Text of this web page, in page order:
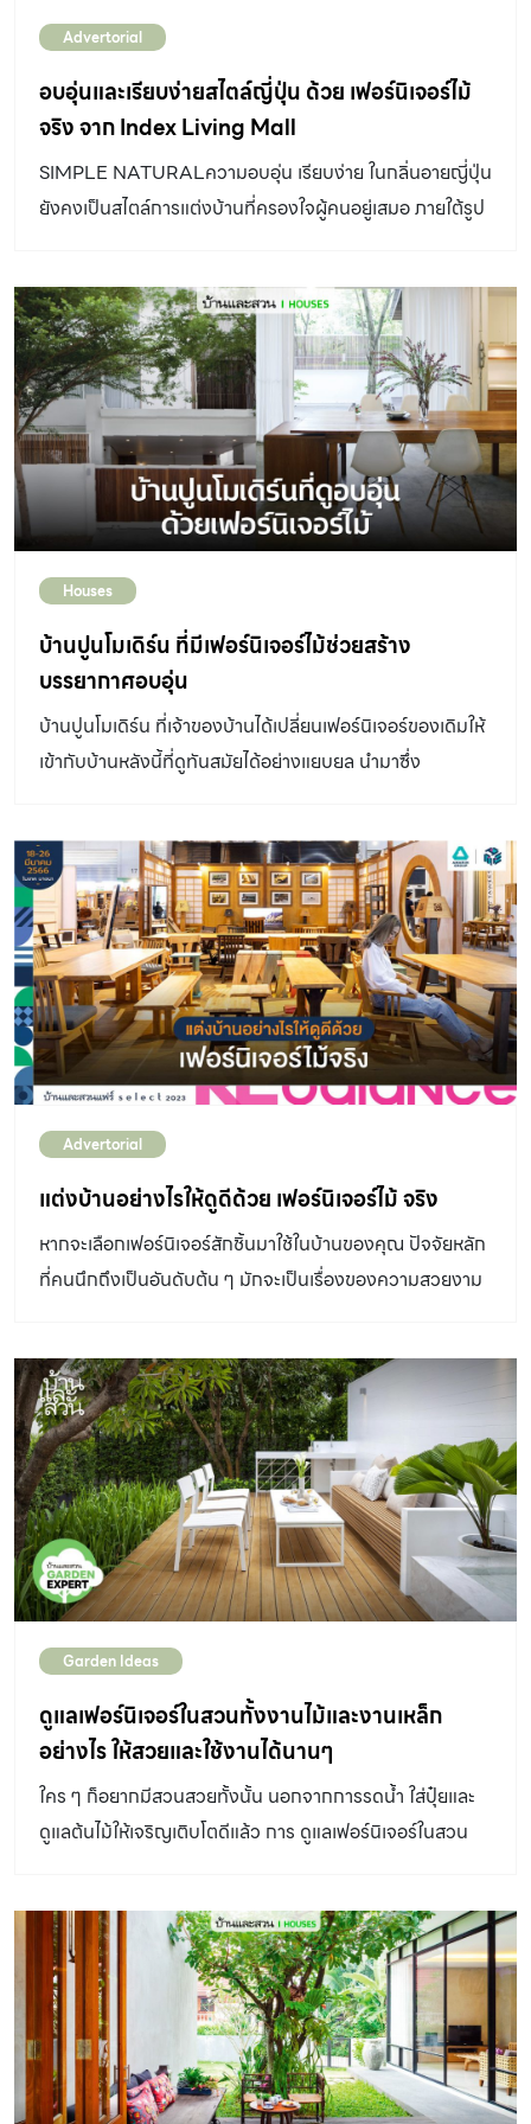
เข้าไม้ที่ซับซ้อนในงานเฟอร์นิเจอร์ ช่วยให้ประหยัดแรงงาน
สะดวกต่อการขนส่งและลดการสูญเสียวัสดุเกินจำเป็น เมื่อ
ต้นไม้ที่แบรนด์ปลูกเติบโตเพียงพอจะนำมาผลิตเฟอร์นิเจอร์
จึงปรับสัดส่วนชิ้นงานใหม่ให้พอเหมาะพอดีกับไม้ที่ได้ ทำให้มี
น้ำหนักเบาลงกว่าเดิม แต่ยังคงใช้งาน indoor และ outdoor
ได้อย่างทนทานเช่นเดิม เฟอร์นิเจอร์ของ เจิด ดีไซน์ แกลลอรี
เพิ่มเติมของ กูปรี ทีก […]
Advertorial
อบอุ่นและเรียบง่ายสไตล์ญี่ปุ่น ด้วย เฟอร์นิเจอร์ไม้
จริง จาก Index Living Mall
SIMPLE NATURALความอบอุ่น เรียบง่าย ในกลิ่นอายญี่ปุ่น
ยังคงเป็นสไตล์การแต่งบ้านที่ครองใจผู้คนอยู่เสมอ ภายใต้รูป
ฝีมือช่างเอาไว้ สร้างเสน่ห์และก่อให้เกิดอัตลักษณ์แบบน้อยแต่
มากในสไตล์ญี่ปุ่น โดยเฉพาะเฟอร์นิเจอร์ การออกแบบและ
ตกแต่งบ้านที่เน้นความเรียบง่าย มักนำวัสดุธรรมชาติ โดย
เฉพาะไม้เข้ามาเป็นส่วนหนึ่ง สิ่งเหล่านี้สืบเนื่องมาจากสภาพภูมิ
อากาศ และภูมิประเทศของญี่ปุ่นที่เป็นหมู่เกาะ มีเทือกเขาสลับ
ซับซ้อน และป่าไม้เขียวชะอุ่ม จนกลายมาเป็นวัตถุดิบชั้นเยี่ยม
ในการสร้างสรรค์เฟอร์นิเจอร์ และสถาปัตยกรรมของช่างฝีมือ
ชาวญี่ปุ่นที่สั่งสมและสืบทอดต่อกันมาหลายร้อยปี
เมืองเก่าแก่ในจังหวัดกิฟุ (Gifu) นั้นได้รับการยอมรับว่ามี
ฝีมือปราณีตมาตั้งแต่อดีต ดังจะเห็นจาก บ้านเรือนทรง
โบราณ ตั้งแต่สมัยเอโดะ รวมไปถึงพระราชวังและวัดต่างๆ ใน
เกียวโตและนารา ที่ยังคงอนุรักษ์เอาไว้เป็นอย่างดี ซึ่งอัต
ลักษณ์เหล่านี้เกิดขึ้นจากการมีภูมิศาสตร์ที่แยกอย่างโดดเดี่ยว
และล้อมรอบด้วยเทือกเขาสูงใหญ่ สร้างให้เมืองนี้มีเอกลักษณ์
ฟังก์ชั่น และใช้งานได้ยาวนาน มากกว่าความหวือหวาด้าน
ดีไซน์ TAKAYAMA COLLECTIONด้วยเสน่ห์เฉพาะตัวเหล่า
นี้ จึงกลายเป็นแรงบันดาลใจให้ Index Living Mall
สร้างสรรค์เฟอร์นิเจอร์ในคอลเลคชั่น TAKAYAYA – ทาคายา
มะ โดยดึงเสน่ห์ของงานไม้ ผสานกับหวายแท้ ดีไซน์ออกมาเป็น
เฟอร์นิเจอร์เรียบง่าย ในกลิ่นอายแบบญี่ปุ่น ที่เน้นฟังก์ชั่น และ
ความคงทน ในรูปแบบที่เรียบง่าย […]
Houses
บ้านปูนโมเดิร์น ที่มีเฟอร์นิเจอร์ไม้ช่วยสร้าง
บรรยากาศอบอุ่น
บ้านปูนโมเดิร์น ที่เจ้าของบ้านได้เปลี่ยนเฟอร์นิเจอร์ของเดิมให้
เข้ากับบ้านหลังนี้ที่ดูทันสมัยได้อย่างแยบยล นำมาซึ่ง
Advertorial
แต่งบ้านอย่างไรให้ดูดีด้วย เฟอร์นิเจอร์ไม้ จริง
หากจะเลือกเฟอร์นิเจอร์สักชิ้นมาใช้ในบ้านของคุณ ปัจจัยหลัก
ที่คนนึกถึงเป็นอันดับต้น ๆ มักจะเป็นเรื่องของความสวยงาม
องค์ประกอบอย่างครบถ้วน วันนี้ บ้านและสวนช่วยเลือก มีไอ
เดียดี ๆ ในการเลือกเฟอร์นิเจอร์ไม้ให้เข้ากับการใช้งานในบ้าน
ของคุณอย่างลงตัว และไม้ที่บ้านและสวนขอแนะนำเป็นไม้
ยางพาราที่สามารถนำไปออกแบบเป็นเฟอร์นิเจอร์แบบพรีเมี่
ยมได้ เนื้อไม้มีคุณสมบัติเด่นคือ เนื้อไม้มีความแข็งแรง
สามารถรับน้ำหนักได้ใกล้เคียงกับไม้สัก มีความยืดหยุ่นสูง
เป็นไม้เนื้อแข็ง จึงสามารถแปรรูปการใช้งานได้หลายรูปแบบ
ของตัวไม้ได้เลย หรือเคลือบสีย้อมไม้เพื่อให้ได้โทนสีเข้มขึ้นก็
แล้วแต่ความชอบ เนื้อไม้แข็งแรงคงทน ใช้งานได้ยาวนาน อีก
ทั้งราคายังไม่แพงและหาซื้อได้ง่ายเพราะเป็นไม้เศรษฐกิจที่
ปลูกเป็นจำนวนมากในประเทศไทย ด้วยความที่เป็นไม้จากป่า
ปลูก จึงไม่ทำลายธรรมชาติ ด้วยองค์ประกอบทั้งหมด จึง
เหมาะอย่างยิ่งสำหรับนำมาใช้ทำเฟอร์นิเจอร์ใช้งานภายในบ้าน
ให้เหมาะสมกับการใช้งาน เลือกเฟอร์นิเจอร์ที่ใช้งานง่าย ลุกนั่ง
สะดวกสบาย มั่นคงแข็งแรงไม่ล้มง่ายจะทำให้ปลอดภัยต่อผู้สูง
อายุและเด็ก เฟอร์นิเจอร์ลบขอบมุม ป้องกันการบาดเจ็บเมื่อ
กระแทก เฟอร์นิเจอร์ที่มีความสูงและความลึกที่รองรับสรีระ
ได้พอดี ระดับที่นั่งสูงระหว่าง 38-45 ซม. ความลึกและความ
กว้างของที่นั่งอยู่ที่ระหว่าง 30-50 ซม. สามารถใช้งานได้
Garden Ideas
ดูแลเฟอร์นิเจอร์ในสวนทั้งงานไม้และงานเหล็ก
อย่างไร ให้สวยและใช้งานได้นานๆ
ใคร ๆ ก็อยากมีสวนสวยทั้งนั้น นอกจากการรดน้ำ ใส่ปุ๋ยและ
ดูแลต้นไม้ให้เจริญเติบโตดีแล้ว การ ดูแลเฟอร์นิเจอร์ในสวน
ขึ้น ตาม บ้านและสวน มาเรียนรู้เคล็ดลับและวิธีการ ดูแล
เฟอร์นิเจอร์ในสวน ให้ยังคงอยู่ในสภาพที่ดีและยืดอายุการใช้
งานให้ยาวนานกว่าเดิมกันค่ะ автокредит на
подержанный автомобиль условияแบบชิงช้า พร้อมไอ
เดียการตกแต่งพื้นที่ให้เป็นมุมนั่งเล่นสุดชิล ไอเดียมุมนั่งเล่น
ดีไซน์พิเศษ เพื่อตอบโจทย์การใช้งานในพื้นที่จำกัด เฟอร์นิเจอร์
ขึ้นสนิม หากเฟอร์นิเจอร์ในสวนมีส่วนประกอบที่เป็นเหล็ก คง